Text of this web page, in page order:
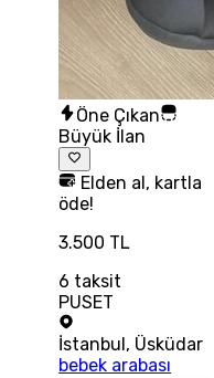
Öne Çıkan
Büyük İlan
Elden al, kartla
öde!
3.500 TL
6 taksit
PUSET
İstanbul , Üsküdar
bebek arabası